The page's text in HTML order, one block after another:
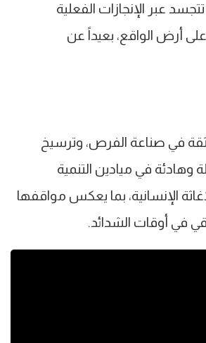
عبر الإنجازات الفعلية
أرض الواقع، بعيداً عن
في صناعة الفرص، وترسيخ
وهادئة في ميادين التنمية
الإنسانية، بما يعكس مواقفها
في أوقات الشدائد.